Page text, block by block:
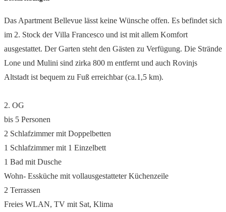
Das Apartment Bellevue lässt keine Wünsche offen. Es befindet sich
im 2. Stock der Villa Francesco und ist mit allem Komfort
ausgestattet. Der Garten steht den Gästen zu Verfügung. Die Strände
Lone und Mulini sind zirka 800 m entfernt und auch Rovinjs
Altstadt ist bequem zu Fuß erreichbar (ca.1,5 km).
2. OG
bis 5 Personen
2 Schlafzimmer mit Doppelbetten
1 Schlafzimmer mit 1 Einzelbett
1 Bad mit Dusche
Wohn- Essküche mit vollausgestatteter Küchenzeile
2 Terrassen
Freies WLAN, TV mit Sat, Klima